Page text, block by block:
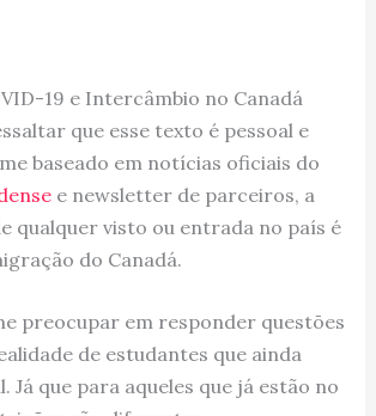
19 e Intercâmbio no Canadá
que esse texto é pessoal e
baseado em notícias oficiais do
e newsletter de parceiros, a
qualquer visto ou entrada no país é
do Canadá.
preocupar em responder questōes
de estudantes que ainda
Já que para aqueles que já estão no